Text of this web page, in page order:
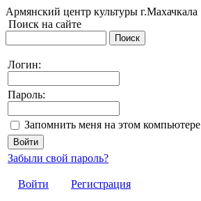
Армянский центр культуры г.Махачкала
Поиск на сайте
Логин:
Пароль:
Запомнить меня на этом компьютере
Забыли свой пароль?
Войти
Регистрация